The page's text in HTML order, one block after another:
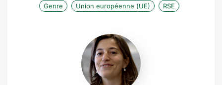
Genre
Union européenne (UE) RSE
Christine
Sinapi